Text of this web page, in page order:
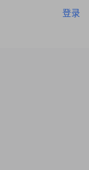
登录